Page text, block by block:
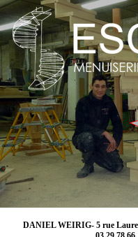
DANIEL WEIRIG- 5 rue